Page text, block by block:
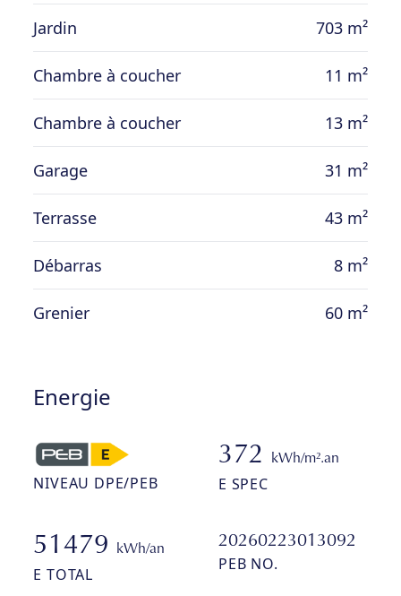
Jardin 703 m²
Chambre à coucher 11 m²
Chambre à coucher 13 m²
Garage 31 m²
Terrasse 43 m²
Débarras 8 m²
Grenier 60 m²
Energie
NIVEAU DPE/PEB
372 kWh/m².an
E SPEC
51479 kWh/an
E TOTAL
20260223013092
PEB NO.